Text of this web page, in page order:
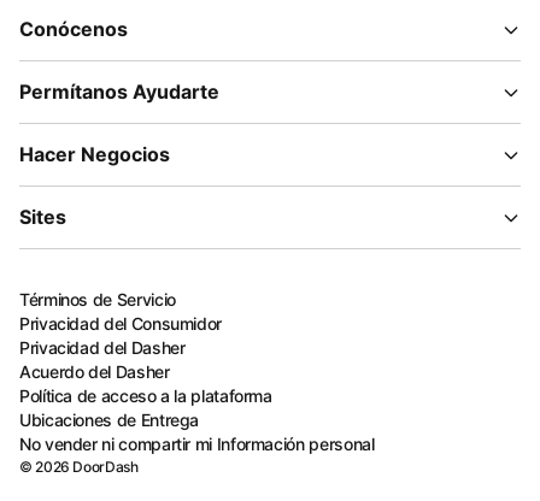
Conócenos
Permítanos Ayudarte
Hacer Negocios
Sites
Términos de Servicio
Privacidad del Consumidor
Privacidad del Dasher
Acuerdo del Dasher
Política de acceso a la plataforma
Ubicaciones de Entrega
No vender ni compartir mi Información personal
©2026 DoorDash